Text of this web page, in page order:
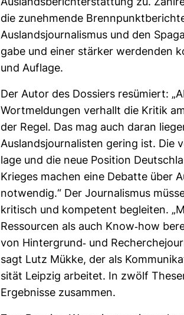
Aus­lands­be­richt­erstat­tung zu.
die zuneh­mende
Aus­lands­jour­na­lismus und den
gabe und einer stärker wer­denden
und Auf­lage.
Der Autor des Dos­siers resü­miert:
Wort­mel­dungen ver­hallt die Kritik
der Regel. Das mag auch daran
Aus­lands­jour­na­listen gering ist.
lage und die neue Posi­tion
Krieges machen eine Debatte über
not­wendig.“ Der Jour­na­lismus
kri­tisch und kom­pe­tent begleiten.
Res­sourcen als auch Know-​how
von Hin­ter­grund-​ und
sagt Lutz Mükke, der als
sität Leipzig arbeitet. In zwölf
Ergeb­nisse zusammen.